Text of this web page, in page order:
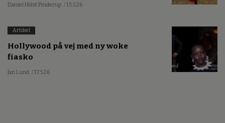
Daniel Holst Pinderup / 13.5.26
Artikel
Hollywood på vej med ny woke
fiasko
Jan Lund / 17.5.26